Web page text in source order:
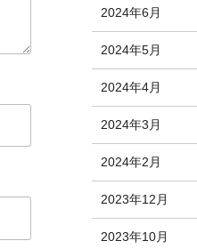
2024年6月
2024年5月
2024年4月
2024年3月
2024年2月
2023年12月
2023年10月